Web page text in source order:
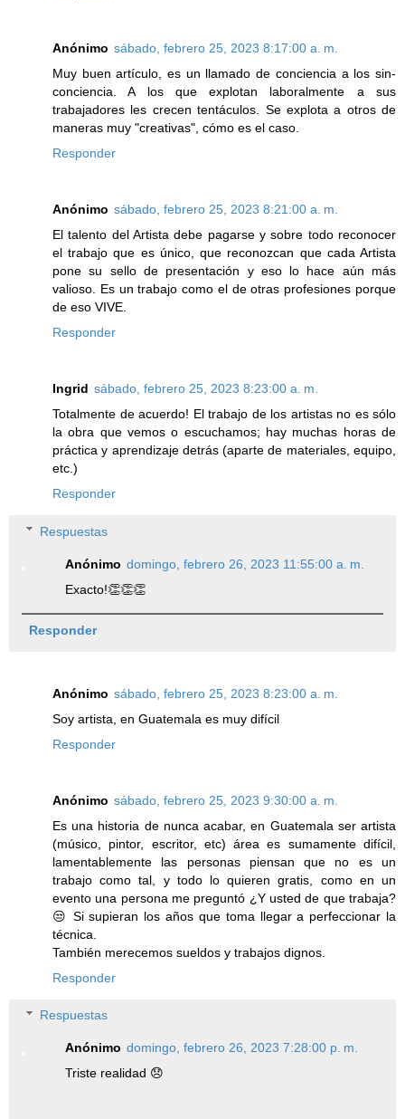
Anónimo sábado, febrero 25, 2023 8:17:00 a. m.
Muy buen artículo, es un llamado de conciencia a los sin-
conciencia. A los que explotan laboralmente a sus
trabajadores les crecen tentáculos. Se explota a otros de
maneras muy "creativas", cómo es el caso.
Responder
Anónimo sábado, febrero 25, 2023 8:21:00 a. m.
El talento del Artista debe pagarse y sobre todo reconocer
el trabajo que es único, que reconozcan que cada Artista
pone su sello de presentación y eso lo hace aún más
valioso. Es un trabajo como el de otras profesiones porque
de eso VIVE.
Responder
Ingrid sábado, febrero 25, 2023 8:23:00 a. m.
Totalmente de acuerdo! El trabajo de los artistas no es sólo
la obra que vemos o escuchamos; hay muchas horas de
práctica y aprendizaje detrás (aparte de materiales, equipo,
etc.)
Responder
Respuestas
Anónimo domingo, febrero 26, 2023 11:55:00 a. m.
Exacto!👏👏👏
Responder
Anónimo sábado, febrero 25, 2023 8:23:00 a. m.
Soy artista, en Guatemala es muy difícil
Responder
Anónimo sábado, febrero 25, 2023 9:30:00 a. m.
Es una historia de nunca acabar, en Guatemala ser artista
(músico, pintor, escritor, etc) área es sumamente difícil,
lamentablemente las personas piensan que no es un
trabajo como tal, y todo lo quieren gratis, como en un
evento una persona me preguntó ¿Y usted de que trabaja?
😒 Si supieran los años que toma llegar a perfeccionar la
técnica.
También merecemos sueldos y trabajos dignos.
Responder
Respuestas
Anónimo domingo, febrero 26, 2023 7:28:00 p. m.
Triste realidad 😞